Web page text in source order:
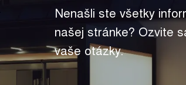
Nenašli ste všetky
našej stránke? Ozvite
vaše otázky.